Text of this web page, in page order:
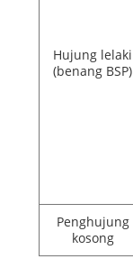
Hujung lelaki
(benang BSP)
Penghujung
kosong